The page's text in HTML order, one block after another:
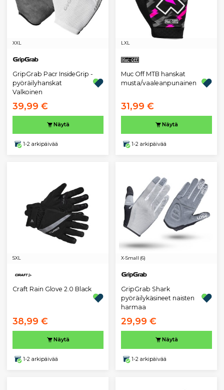
XXL
GripGrab Pacr InsideGrip -
pyöräilyhanskat
Valkoinen
39,99 €
Näytä
1-2 arkipäivää
LXL
Muc Off MTB hanskat
musta/vaaleanpunainen
31,99 €
Näytä
1-2 arkipäivää
SXL
Craft Rain Glove 2.0 Black
38,99 €
Näytä
1-2 arkipäivää
X-Small (6)
GripGrab Shark
pyöräilykäsineet naisten
harmaa
29,99 €
Näytä
1-2 arkipäivää